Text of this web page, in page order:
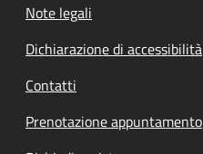
Note legali
Dichiarazione di accessibilità
Contatti
Prenotazione appuntamento